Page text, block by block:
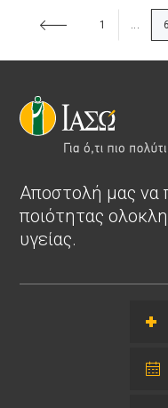
1 ... 6
Αποστολή μας να
ποιότητας
υγείας.